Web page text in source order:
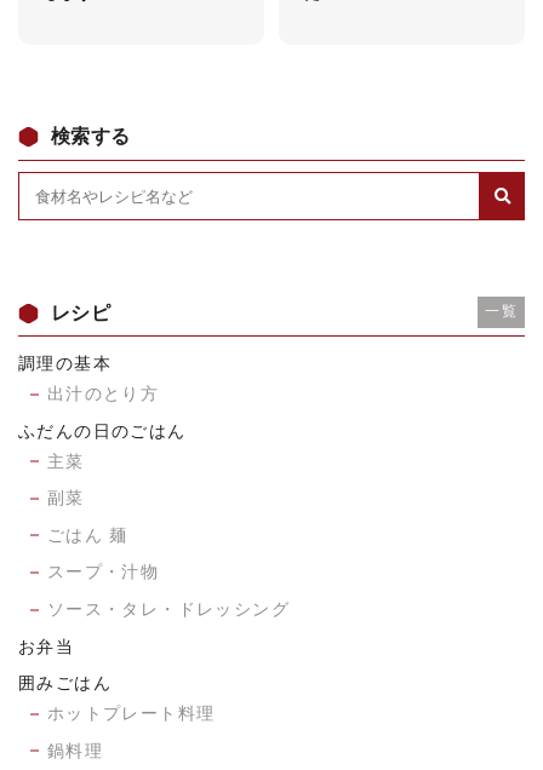
検索する
レシピ 一覧
調理の基本
出汁のとり方
ふだんの日のごはん
主菜
副菜
ごはん 麺
スープ・汁物
ソース・タレ・ドレッシング
お弁当
囲みごはん
ホットプレート料理
鍋料理